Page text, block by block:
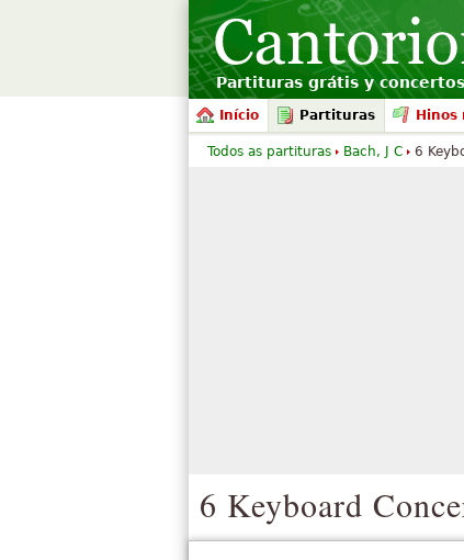
Partituras grátis y concertos
Início Partituras Hinos
6 Keyboard
Todos as partituras Bach, J C 6